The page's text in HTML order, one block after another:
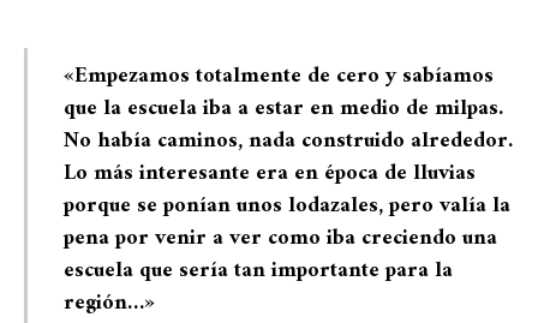
«Empezamos totalmente de cero y sabíamos
que la escuela iba a estar en medio de milpas.
No había caminos, nada construido alrededor.
Lo más interesante era en época de lluvias
porque se ponían unos lodazales, pero valía la
pena por venir a ver como iba creciendo una
escuela que sería tan importante para la
región…»